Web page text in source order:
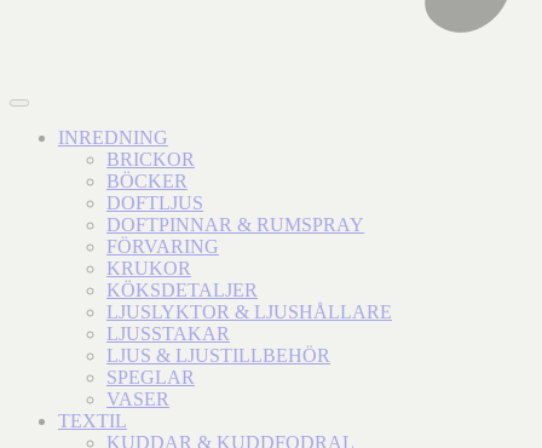
INREDNING
BRICKOR
BÖCKER
DOFTLJUS
DOFTPINNAR & RUMSPRAY
FÖRVARING
KRUKOR
KÖKSDETALJER
LJUSLYKTOR & LJUSHÅLLARE
LJUSSTAKAR
LJUS & LJUSTILLBEHÖR
SPEGLAR
VASER
TEXTIL
KUDDAR & KUDDFODRAL